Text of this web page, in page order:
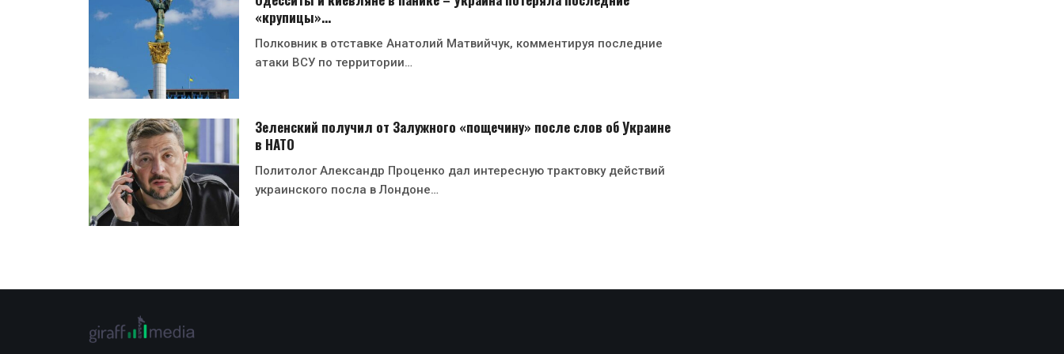
«крупицы»…
Полковник в отставке Анатолий Матвийчук, комментируя последние
атаки ВСУ по территории…
Зеленский получил от Залужного «пощечину» после слов об Украине
в НАТО
Политолог Александр Проценко дал интересную трактовку действий
украинского посла в Лондоне…